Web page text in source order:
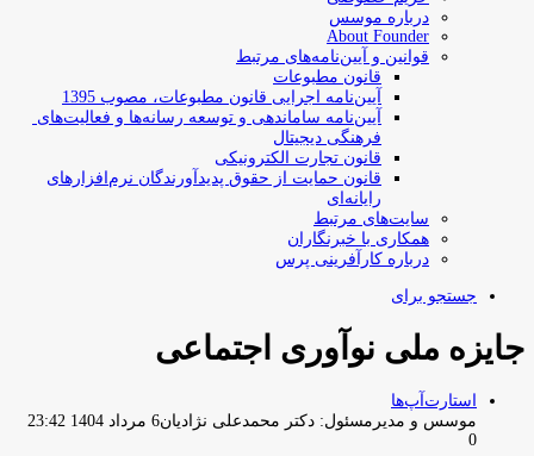
درباره موسس
About Founder
قوانین و آیین‌نامه‌های مرتبط
‌قانون مطبوعات
آیین‌نامه اجرایی قانون مطبوعات، مصوب 1395
آیین‌نامه سامان­دهی و توسعه رسانه­‌ها و فعالیت‌­های
فرهنگی دیجیتال
قانون تجارت الکترونیکی
قانون حمایت از حقوق پدیدآورندگان نرم‌افزارهای
رایانه‌ای
سایت‌های مرتبط
همکاری با خبرنگاران
درباره کارآفرینی پرس
جستجو برای
جایزه ملی نوآوری اجتماعی
استارت‌آپ‌ها
موسس و مدیرمسئول: دکتر محمدعلی نژادیان6 مرداد 1404 23:42
0